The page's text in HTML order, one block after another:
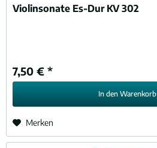
Violinsonate Es-Dur KV 302
7,50 € *
In den Warenkorb
Merken